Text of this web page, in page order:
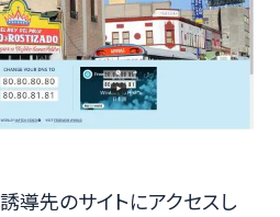
導先のサイトにアクセスし